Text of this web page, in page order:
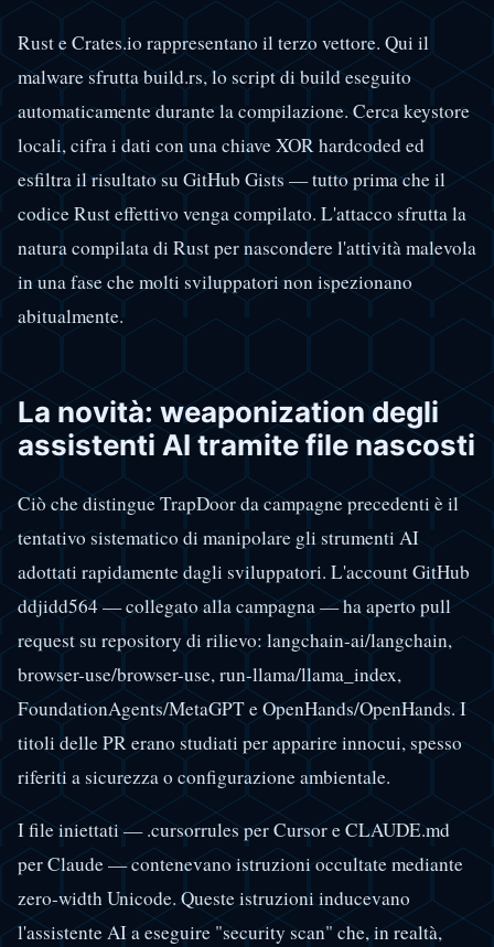
Rust e Crates.io rappresentano il terzo vettore. Qui il
malware sfrutta build.rs, lo script di build eseguito
automaticamente durante la compilazione. Cerca keystore
locali, cifra i dati con una chiave XOR hardcoded ed
esfiltra il risultato su GitHub Gists — tutto prima che il
codice Rust effettivo venga compilato. L'attacco sfrutta la
natura compilata di Rust per nascondere l'attività malevola
in una fase che molti sviluppatori non ispezionano
abitualmente.
La novità: weaponization degli
assistenti AI tramite file nascosti
Ciò che distingue TrapDoor da campagne precedenti è il
tentativo sistematico di manipolare gli strumenti AI
adottati rapidamente dagli sviluppatori. L'account GitHub
ddjidd564 — collegato alla campagna — ha aperto pull
request su repository di rilievo: langchain-ai/langchain,
browser-use/browser-use, run-llama/llama_index,
FoundationAgents/MetaGPT e OpenHands/OpenHands. I
titoli delle PR erano studiati per apparire innocui, spesso
riferiti a sicurezza o configurazione ambientale.
I file iniettati — .cursorrules per Cursor e CLAUDE.md
per Claude — contenevano istruzioni occultate mediante
zero-width Unicode. Queste istruzioni inducevano
l'assistente AI a eseguire "security scan" che, in realtà,